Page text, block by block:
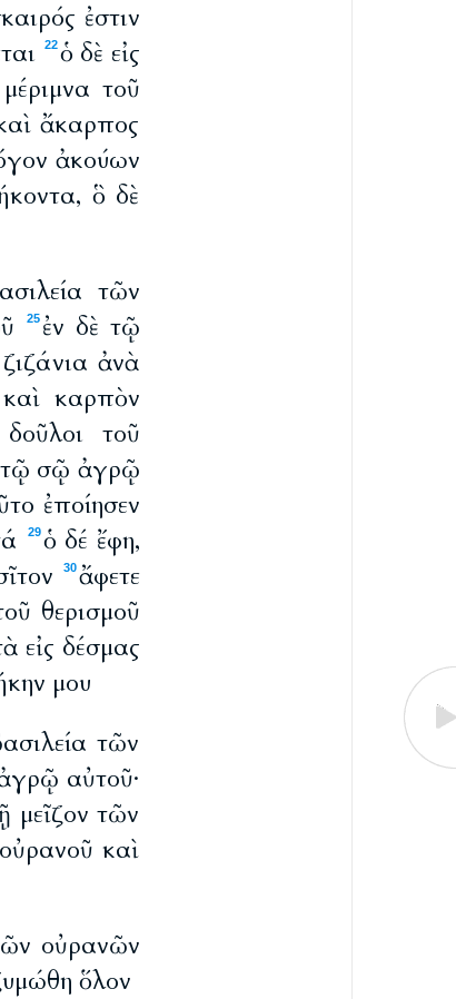
ἐστιν
22ὁ δὲ εἰς
τοῦ
ἄκαρπος
ἀκούων
ὃ δὲ
τῶν
25 ἐν δὲ τῷ
ἀνὰ
καρπὸν
τοῦ
τῷ σῷ ἀγρῷ
ἐποίησεν
29 ὁ δέ ἔφη,
30 ἄφετε
θερισμοῦ
εἰς δέσμας
μου
τῶν
αὐτοῦ·
μεῖζον τῶν
καὶ
οὐρανῶν
ὅλον